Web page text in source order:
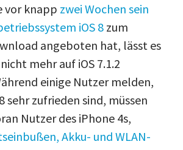
vor knapp zwei Wochen sein
iOS 8 zum
angeboten hat, lässt es
mehr auf iOS 7.1.2
einige Nutzer melden,
sehr zufrieden sind, müssen
Nutzer des iPhone 4s,
Akku- und WLAN-